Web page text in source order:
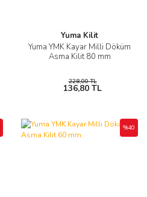
Yuma Kilit
Yuma YMK Kayar Milli Döküm
Asma Kilit 80 mm
228,00 TL
136,80 TL
%40